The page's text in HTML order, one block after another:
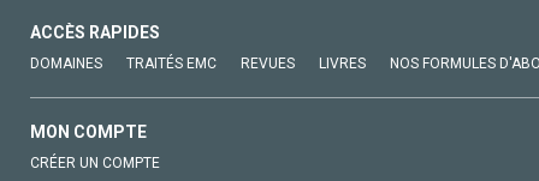
ACCÈS RAPIDES
DOMAINES TRAITÉS EMC REVUES LIVRES NOS FORMULES
MON COMPTE
CRÉER UN COMPTE